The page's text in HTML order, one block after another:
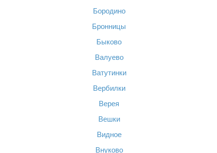
Бородино
Бронницы
Быково
Валуево
Ватутинки
Вербилки
Верея
Вешки
Видное
Внуково